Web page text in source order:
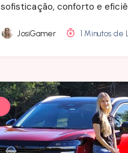
sofisticação, conforto e
JosiGamer 1 Minutos de